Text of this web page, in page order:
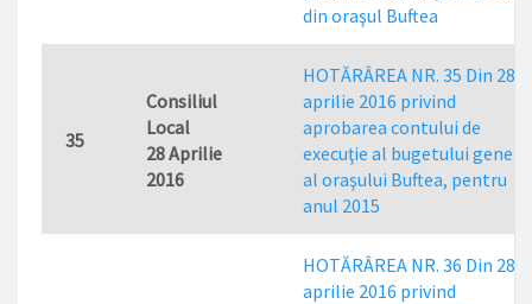
din oraşul Buftea
35
Consiliul
Local
28 Aprilie
2016
HOTĂRÂREA NR. 35 Din 28
aprilie 2016 privind
aprobarea contului de
execuţie al bugetului
al oraşului Buftea, pentru
anul 2015
HOTĂRÂREA NR. 36 Din 28
aprilie 2016 privind